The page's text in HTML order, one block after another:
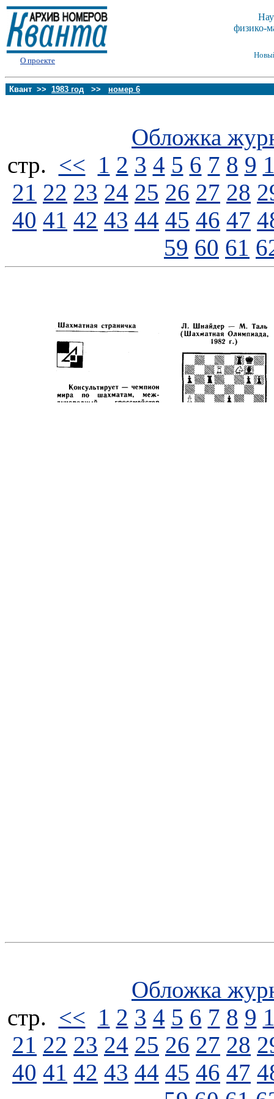
О проекте
физико-
Квант >> 1983 год >> номер 6
Обложка
стp. << 1 2 3 4 5 6 7 8 9
21 22 23 24 25 26 27 28
40 41 42 43 44 45 46 47
59 60 61
Обложка
стp. << 1 2 3 4 5 6 7 8 9
21 22 23 24 25 26 27 28
40 41 42 43 44 45 46 47